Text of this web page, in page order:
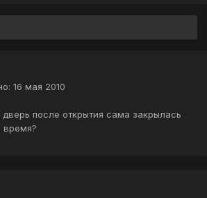
16 мая 2010
после открытия сама закрылась
время?